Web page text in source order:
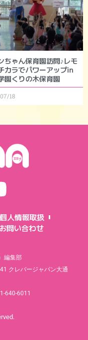
ちゃん保育園訪問♪レモ
カラでパワーアップin
園くりの木保育園
18
個人情報取扱
お問い合わせ
編集部
クレバージャパン大通
640-6011